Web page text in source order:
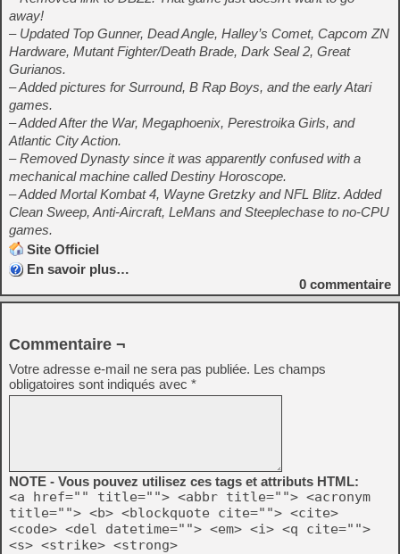
away!
– Updated Top Gunner, Dead Angle, Halley’s Comet, Capcom ZN
Hardware, Mutant Fighter/Death Brade, Dark Seal 2, Great
Gurianos.
– Added pictures for Surround, B Rap Boys, and the early Atari
games.
– Added After the War, Megaphoenix, Perestroika Girls, and
Atlantic City Action.
– Removed Dynasty since it was apparently confused with a
mechanical machine called Destiny Horoscope.
– Added Mortal Kombat 4, Wayne Gretzky and NFL Blitz. Added
Clean Sweep, Anti-Aircraft, LeMans and Steeplechase to no-CPU
games.
Site Officiel
En savoir plus…
0 commentaire
Commentaire ¬
Votre adresse e-mail ne sera pas publiée. Les champs
obligatoires sont indiqués avec *
NOTE - Vous pouvez utilisez ces tags et attributs HTML:
<a href="" title=""> <abbr title=""> <acronym
title=""> <b> <blockquote cite=""> <cite>
<code> <del datetime=""> <em> <i> <q cite="">
<s> <strike> <strong>